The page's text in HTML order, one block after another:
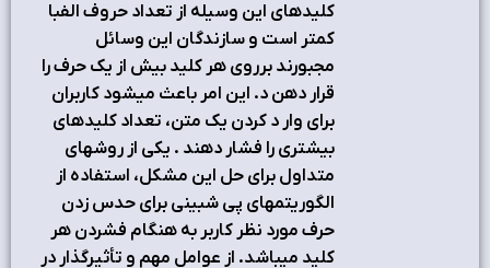
كليدهاي اين وسيله از تعداد حروف الفبا
كمتر است و سازندگان اين وسائل
مجبورند برروي هر كليد بيش از يك حرف را
قرار دهن د. اين امر باعث ميشود كاربران
براي وار د كردن يك متن، تعداد كليدهاي
بيشتري را فشار دهند . يكي از روشهاي
متداول براي حل اين مشكل، استفاده از
الگوريتمهاي پي شبيني براي حدس زدن
حرف مورد نظر كاربر به هنگام فشردن هر
كليد ميباشد. از عوامل مهم و تأثيرگذار در